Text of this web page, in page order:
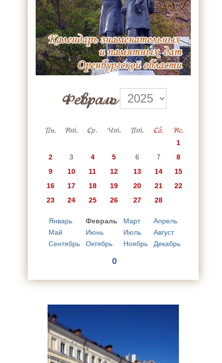
Февраль
Пн. Вт. Ср. Чт. Пт. Сб. Вс.
1
2
3 4 5 6 7
8
9
10 11 12 13 14
15
16
17 18 19 20 21
22
23
24 25 26 27 28
Январь Февраль Март
Апрель
Май
Июнь Июль
Август
Сентябрь
Октябрь Ноябрь Декабрь
0